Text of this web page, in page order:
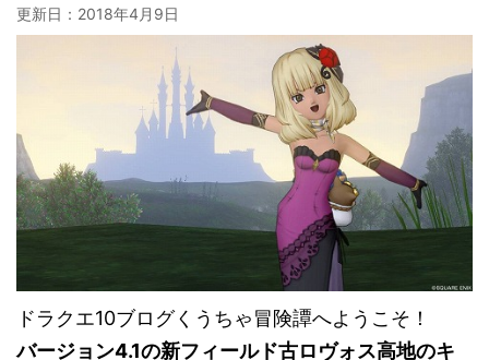
更新日： 2018年4月9日
ドラクエ10ブログくうちゃ冒険譚へようこそ！
バージョン4.1の新フィールド古ロヴォス高地のキ